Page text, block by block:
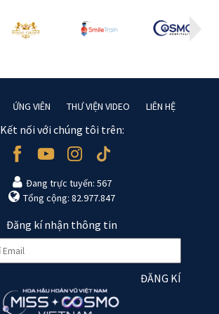
ỨNG VIÊN THƯ VIỆN VIDEO LIÊN HỆ
Kết nối với chúng tôi trên:
Đang trực tuyến: 567
Tổng cộng: 82.977.847
Đăng kí nhận thông tin
ĐĂNG KÍ